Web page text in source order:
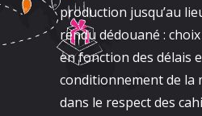
production jusqu’au
rendu dédouané :
en fonction des délais
conditionnement de la
dans le respect des